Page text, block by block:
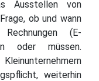
Ausstellen von
ob und wann
Rechnungen (E-
oder müssen.
weiterhin